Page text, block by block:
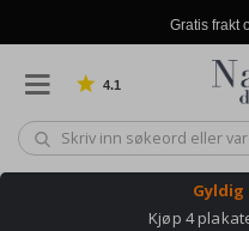
Gratis frakt
4.1 Basert på
Kjøp 4